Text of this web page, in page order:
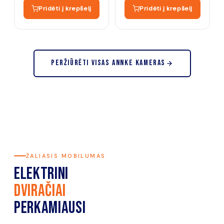
Pridėti į krepšelį Pridėti į krepšelį
Peržiūrėti visas ANNKE kameras
ŽALIASIS MOBILUMAS
ELEKTRINI
DVIRAČIAI
Perkamiausi